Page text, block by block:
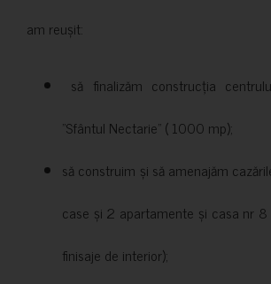
am reușit:
să finalizăm construcția
”Sfântul Nectarie” ( 1000 mp);
să construim și să amenajăm
case și 2 apartamente și casa nr
finisaje de interior);